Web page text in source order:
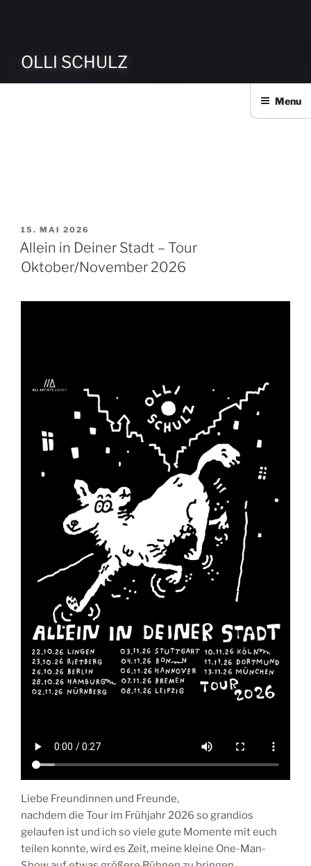
OLLI SCHULZ
Menu
15. MAI 2026
Allein in Deiner Stadt – Tour
Oktober/November 2026
Liebe Freundinnen und Freunde,
nachdem die Tour im Frühjahr 2026 so grandios
gelaufen ist und ich so viele gute Momente mit euch
teilen konnte, wird es Zeit, meine kleine One-Man-